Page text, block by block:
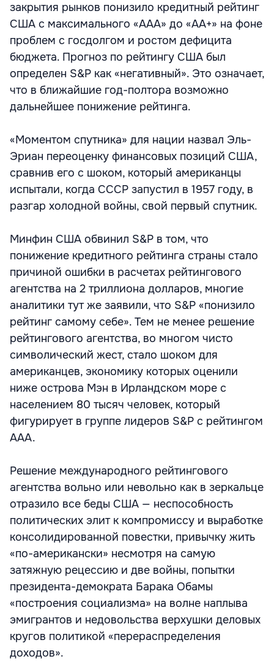
закрытия рынков понизило кредитный рейтинг
США с максимального «ААА» до «АА+» на фоне
проблем с госдолгом и ростом дефицита
бюджета. Прогноз по рейтингу США был
определен S&P как «негативный». Это означает,
что в ближайшие год-полтора возможно
дальнейшее понижение рейтинга.
«Моментом спутника» для нации назвал Эль-
Эриан переоценку финансовых позиций США,
сравнив его с шоком, который американцы
испытали, когда СССР запустил в 1957 году, в
разгар холодной войны, свой первый спутник.
Минфин США обвинил S&P в том, что
понижение кредитного рейтинга страны стало
причиной ошибки в расчетах рейтингового
агентства на 2 триллиона долларов, многие
аналитики тут же заявили, что S&P «понизило
рейтинг самому себе». Тем не менее решение
рейтингового агентства, во многом чисто
символический жест, стало шоком для
американцев, экономику которых оценили
ниже острова Мэн в Ирландском море с
населением 80 тысяч человек, который
фигурирует в группе лидеров S&P с рейтингом
ААА.
Решение международного рейтингового
агентства вольно или невольно как в зеркальце
отразило все беды США — неспособность
политических элит к компромиссу и выработке
консолидированной повестки, привычку жить
«по-американски» несмотря на самую
затяжную рецессию и две войны, попытки
президента-демократа Барака Обамы
«построения социализма» на волне наплыва
эмигрантов и недовольства верхушки деловых
кругов политикой «перераспределения
доходов».